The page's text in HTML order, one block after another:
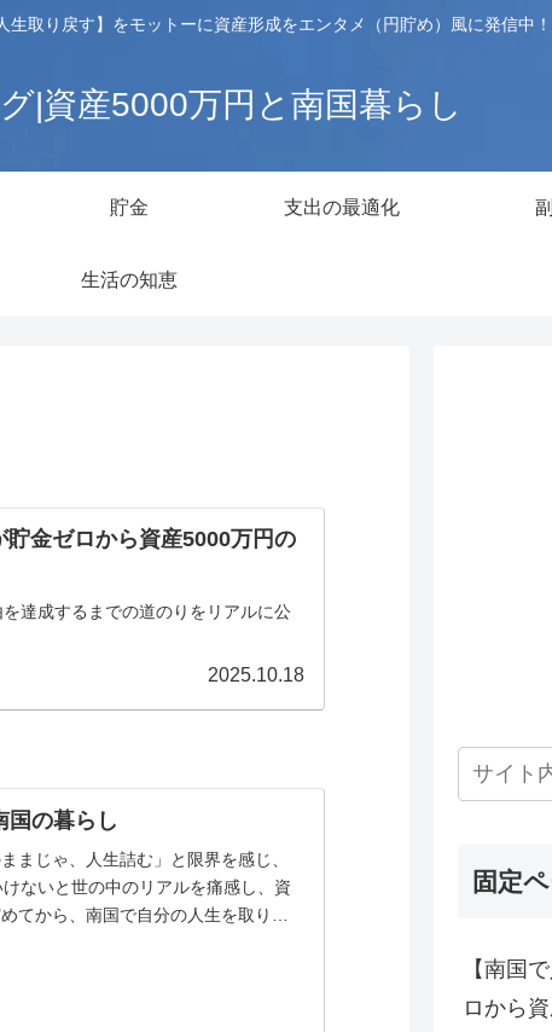
取り戻す】をモットーに資産形成をエンタメ（円貯め）風に発信中！
|資産5000万円と南国暮らし
貯金 支出の最適化
生活の知恵
貯金ゼロから資産5000万円の
達成するまでの道のりをリアルに公
2025.10.18
国の暮らし
まじゃ、人生詰む」と限界を感じ、
ないと世の中のリアルを痛感し、資
てから、南国で自分の人生を取り戻
固定
【南国
ロから